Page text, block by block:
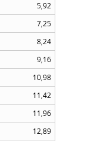
5,92
7,25
8,24
9,16
10,98
11,42
11,96
12,89